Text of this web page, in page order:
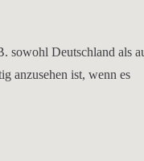
Deutschland als
anzusehen ist, wenn es